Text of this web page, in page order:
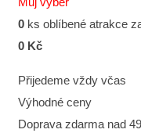
0 ks oblíbené atrakce
0 Kč
Přijedeme vždy včas
Výhodné ceny
Doprava zdarma nad